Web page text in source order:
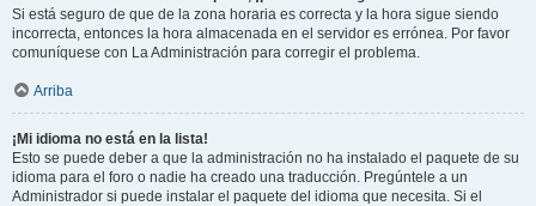
Si está seguro de que de la zona horaria es correcta y la hora sigue siendo
incorrecta, entonces la hora almacenada en el servidor es errónea. Por favor
comuníquese con La Administración para corregir el problema.
Arriba
¡Mi idioma no está en la lista!
Esto se puede deber a que la administración no ha instalado el paquete de su
idioma para el foro o nadie ha creado una traducción. Pregúntele a un
Administrador si puede instalar el paquete del idioma que necesita. Si el